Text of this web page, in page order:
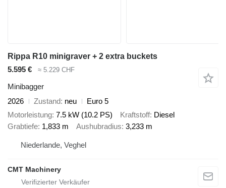
Rippa R10 minigraver + 2 extra buckets
5.595 €
≈ 5.229 CHF
Minibagger
2026
Zustand neu
Euro 5
Motorleistung 7.5 kW (10.2 PS) Kraftstoff Diesel
Grabtiefe 1,833 m Aushubradius 3,233 m
Niederlande, Veghel
CMT Machinery